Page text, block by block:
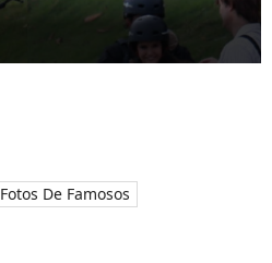
Fotos De Famosos